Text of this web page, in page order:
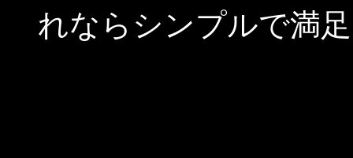
れならシンプルで満